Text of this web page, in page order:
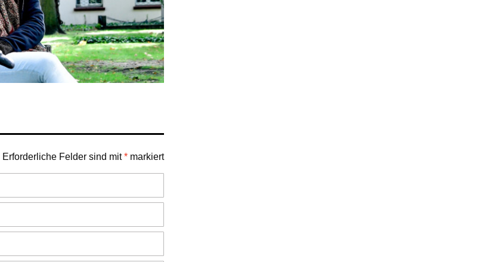
Erforderliche Felder sind mit* markiert